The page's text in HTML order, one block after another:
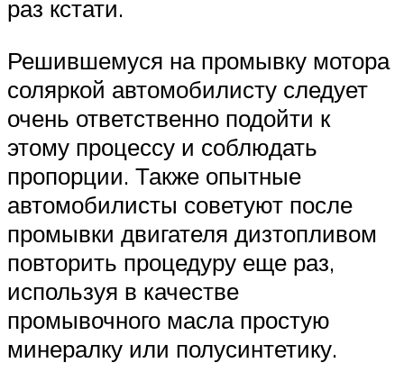
раз кстати.
Решившемуся на промывку мотора
соляркой автомобилисту следует
очень ответственно подойти к
этому процессу и соблюдать
пропорции. Также опытные
автомобилисты советуют после
промывки двигателя дизтопливом
повторить процедуру еще раз,
используя в качестве
промывочного масла простую
минералку или полусинтетику.